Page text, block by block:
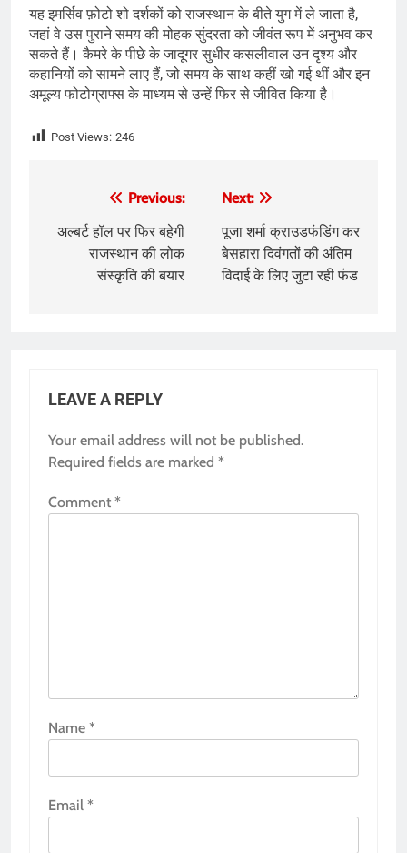
यह इमर्सिव फ़ोटो शो दर्शकों को राजस्थान के बीते युग में ले जाता है,
जहां वे उस पुराने समय की मोहक सुंदरता को जीवंत रूप में अनुभव कर
सकते हैं। कैमरे के पीछे के जादूगर सुधीर कसलीवाल उन दृश्य और
कहानियों को सामने लाए हैं, जो समय के साथ कहीं खो गई थीं और इन
अमूल्य फोटोग्राफ्स के माध्यम से उन्हें फिर से जीवित किया है।
Post Views: 246
navigation
Previous:
अल्बर्ट हॉल पर फिर बहेगी
राजस्थान की लोक
संस्कृति की बयार
Next:
पूजा शर्मा क्राउडफंडिंग कर
बेसहारा दिवंगतों की अंतिम
विदाई के लिए जुटा रही फंड
LEAVE A REPLY
Your email address will not be published.
Required fields are marked *
Comment *
Name *
Email *